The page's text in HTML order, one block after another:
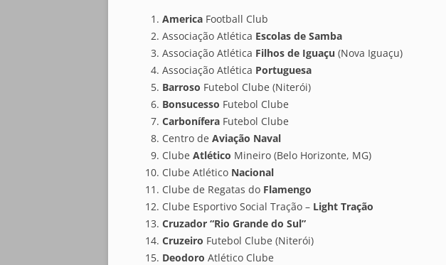
America Football Club
Associação Atlética Escolas de Samba
Associação Atlética Filhos de Iguaçu (Nova Iguaçu)
Associação Atlética Portuguesa
Barroso Futebol Clube (Niterói)
Bonsucesso Futebol Clube
Carbonífera Futebol Clube
Centro de Aviação Naval
Clube Atlético Mineiro (Belo Horizonte, MG)
Clube Atlético Nacional
Clube de Regatas do Flamengo
Clube Esportivo Social Tração – Light Tração
Cruzador “Rio Grande do Sul”
Cruzeiro Futebol Clube (Niterói)
Deodoro Atlético Clube